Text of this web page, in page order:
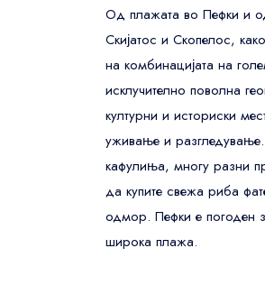
Од плажата во Пефки и
Скијатос и Скопелос,
на комбинацијата на
исклучително поволна
културни и историски
уживање и
кафулиња, многу разни
да купите свежа риба
одмор. Пефки е погоден
широка плажа.
Neighborhood
Central London
Guests' favourite area
Kensington and Chelsea
Oxford Street